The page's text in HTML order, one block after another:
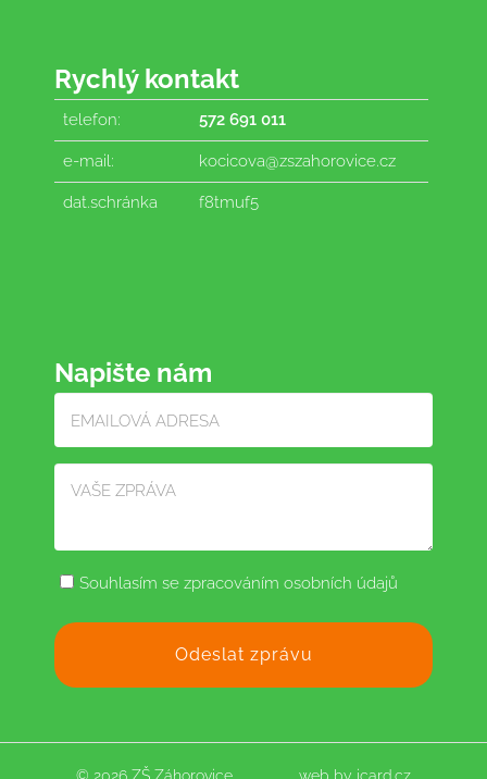
Rychlý kontakt
telefon: 572 691 011
e-mail: kocicova@zszahorovice.cz
dat.schránka f8tmuf5
Napište nám
Souhlasím se zpracováním osobních údajů